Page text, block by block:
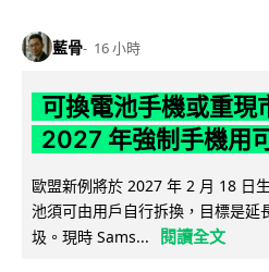
藍骨 16 小時
可換電池手機或重
2027 年強制手機用
歐盟新例將於 2027 年 2 月 18 日
池須可由用戶自行拆換，目標是延
圾。現時 Sams...
閱讀全文